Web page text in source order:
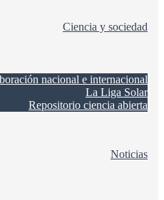
Ciencia y sociedad
nacional e internacional
La Liga Solar
Repositorio ciencia abierta
Noticias